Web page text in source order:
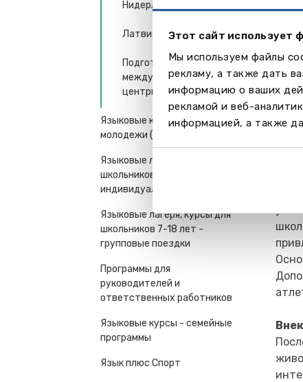
Этот сайт использует
Мы используем файлы
рекламу, а также дать
информацию о ваших
рекламой и веб-
информацией, а также
Нидерланды
Латвия
Подготовительные
международные учебные
центры (Англия)
Языковые курсы для
молодежи (16+) и взрослых
Языковые лагеря, курсы для
школьников 7-18 лет-
индивидуальные поездки
Языковые лагеря, курсы для
школьников 7-18 лет -
групповые поездки
Программы для
руководителей и
ответственных работников
Языковые курсы - семейные
программы
Язык плюс Спорт
В